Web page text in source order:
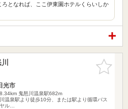
ろとなれば、ここ伊東園ホテルくらいしか
お気に入
りに追加
光市
鬼怒川温泉駅682m
温泉駅より徒歩10分、または駅より循環バス
ル…